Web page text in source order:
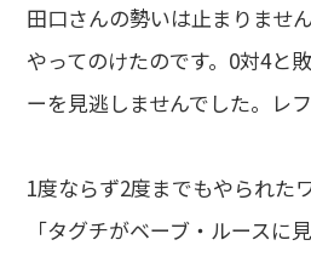
田口さんの勢いは止まりませ
やってのけたのです。0対4と
ーを見逃しませんでした。レ
1度ならず2度までもやられた
「タグチがベーブ・ルースに見